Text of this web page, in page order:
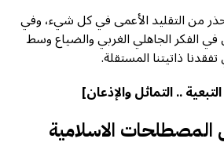
من التقليد الأعمى في كل شيء، وفي
الفكر الجاهلي الغربي والضياع وسط
ذاتيتنا المستقلة.
.. التماثل والإذعان]
الاسلامية